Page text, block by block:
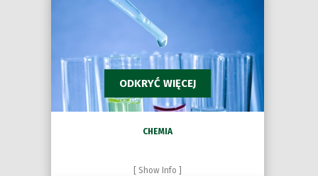
ODKRYĆ WIĘCEJ
CHEMIA
[ Show Info ]